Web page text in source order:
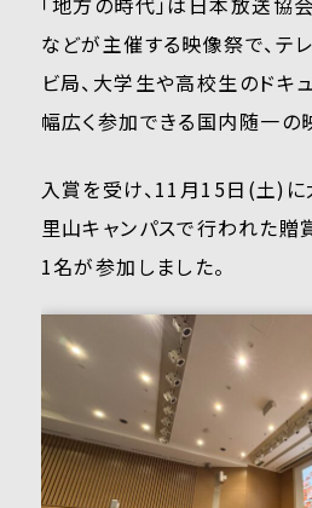
などが主催する映像祭で、テ
ビ局、大学生や高校生のドキ
幅広く参加できる国内随一の
入賞を受け、11月15日(土)に
里山キャンパスで行われた
1名が参加しました。